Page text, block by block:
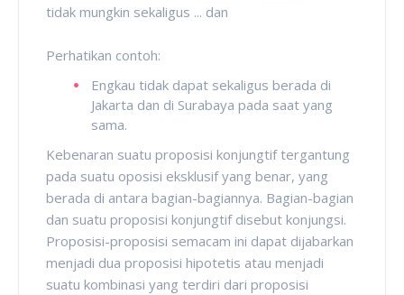
tidak mungkin sekaligus ... dan
Perhatikan contoh:
Engkau tidak dapat sekaligus berada di
Jakarta dan di Surabaya pada saat yang
sama.
Kebenaran suatu proposisi konjungtif tergantung
pada suatu oposisi eksklusif yang benar, yang
berada di antara bagian-bagiannya. Bagian-bagian
dan suatu proposisi konjungtif disebut konjungsi.
Proposisi-proposisi semacam ini dapat dijabarkan
menjadi dua proposisi hipotetis atau menjadi
suatu kombinasi yang terdiri dari proposisi